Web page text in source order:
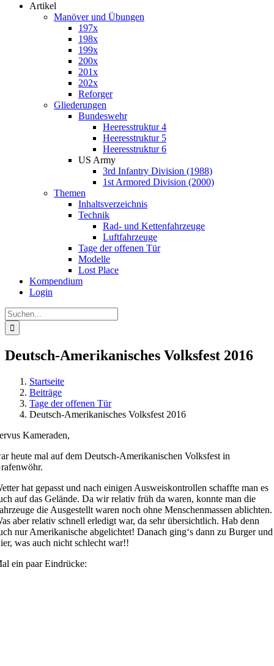
Artikel
Manöver und Übungen
197x
198x
199x
200x
201x
202x
Reforger
Gliederungen
Bundeswehr
Heeresstruktur 4
Heeresstruktur 5
Heeresstruktur 6
US Army
3rd Infantry Division (1988)
1st Armored Division (2000)
Themen
Inhaltsverzeichnis
Technik
Rad- und Kettenfahrzeuge
Luftfahrzeuge
Tage der offenen Tür
Modelle
Lost Place
Kompendium
Login
Suche
nach:
Deutsch-Amerikanisches Volksfest 2016
Startseite
Beiträge
Tage der offenen Tür
Deutsch-Amerikanisches Volksfest 2016
Kameraden,
heute mal auf dem Deutsch-Amerikanischen Volksfest in
hat gepasst und nach einigen Ausweiskontrollen schaffte man es
auf das Gelände. Da wir relativ früh da waren, konnte man die
die Ausgestellt waren noch ohne Menschenmassen ablichten.
aber relativ schnell erledigt war, da sehr übersichtlich. Hab denn
nur Amerikanische abgelichtet! Danach ging‘s dann zu Burger und
was auch nicht schlecht war!!
ein paar Eindrücke: